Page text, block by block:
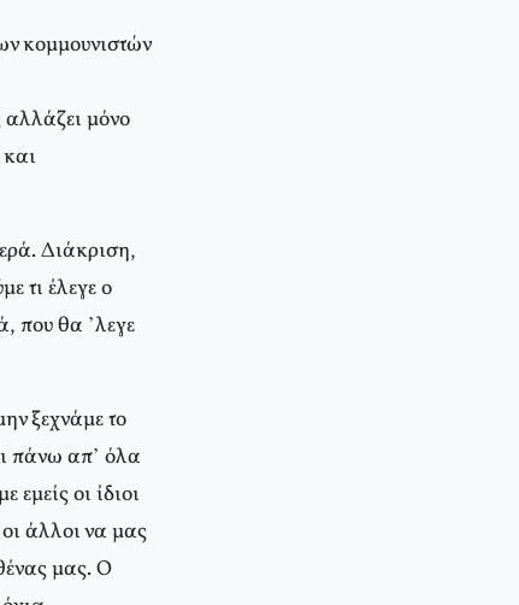
κομμουνιστών
μόνο
Διάκριση,
τι έλεγε ο
που θα ’λεγε
ξεχνάμε το
πάνω απ’ όλα
οι ίδιοι
άλλοι να μας
μας. O